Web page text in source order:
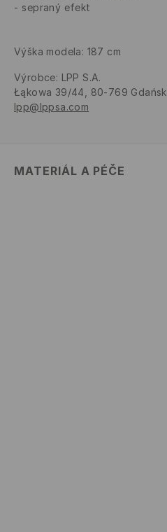
sepraný efekt
Výška modela: 187 cm
Výrobce: LPP S.A.
Łąkowa 39/44, 80-769 Gdańsk
lpp@lppsa.com
MATERIÁL A PÉČE